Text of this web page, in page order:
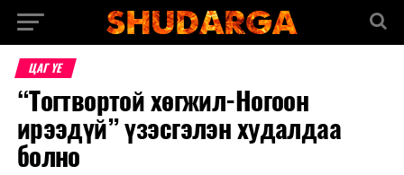
ЦАГ ҮЕ
“Тогтвортой хөгжил-Ногоон
ирээдүй” үзэсгэлэн худалдаа
болно